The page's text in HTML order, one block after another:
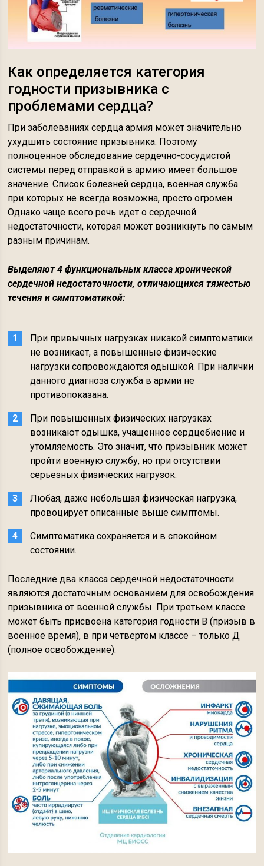
Как определяется категория
годности призывника с
проблемами сердца?
При заболеваниях сердца армия может значительно
ухудшить состояние призывника. Поэтому
полноценное обследование сердечно-сосудистой
системы перед отправкой в армию имеет большое
значение. Список болезней сердца, военная служба
при которых не всегда возможна, просто огромен.
Однако чаще всего речь идет о сердечной
недостаточности, которая может возникнуть по самым
разным причинам.
Выделяют 4 функциональных класса хронической
сердечной недостаточности, отличающихся тяжестью
течения и симптоматикой:
При привычных нагрузках никакой симптоматики
не возникает, а повышенные физические
нагрузки сопровождаются одышкой. При наличии
данного диагноза служба в армии не
противопоказана.
При повышенных физических нагрузках
возникают одышка, учащенное сердцебиение и
утомляемость. Это значит, что призывник может
пройти военную службу, но при отсутствии
серьезных физических нагрузок.
Любая, даже небольшая физическая нагрузка,
провоцирует описанные выше симптомы.
Симптоматика сохраняется и в спокойном
состоянии.
Последние два класса сердечной недостаточности
являются достаточным основанием для освобождения
призывника от военной службы. При третьем классе
может быть присвоена категория годности В (призыв в
военное время), в при четвертом классе – только Д
(полное освобождение).